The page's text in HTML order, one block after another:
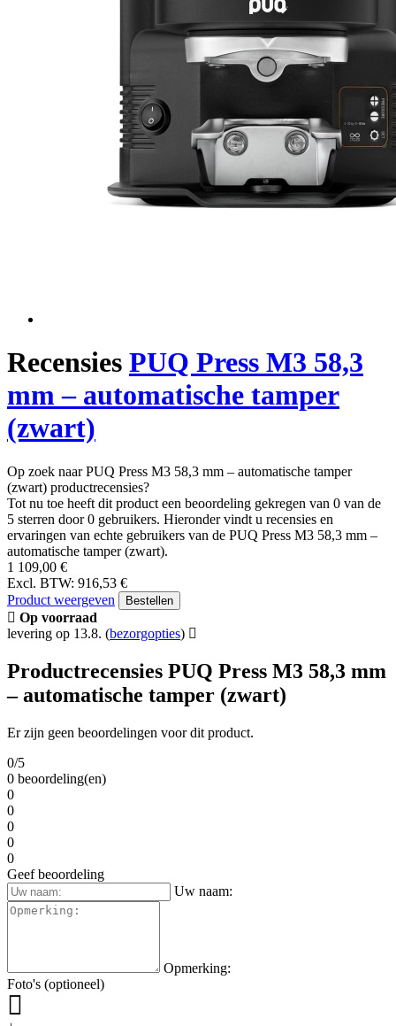
Recensies PUQ Press M3 58,3
mm – automatische tamper
(zwart)
Op zoek naar PUQ Press M3 58,3 mm – automatische tamper
(zwart) productrecensies?
Tot nu toe heeft dit product een beoordeling gekregen van 0 van de
5 sterren door 0 gebruikers. Hieronder vindt u recensies en
ervaringen van echte gebruikers van de PUQ Press M3 58,3 mm –
automatische tamper (zwart).
1 109,00 €
Excl. BTW: 916,53 €
Product weergeven
Bestellen
Op voorraad
levering op 13.8. (bezorgopties)
Productrecensies PUQ Press M3 58,3 mm
– automatische tamper (zwart)
Er zijn geen beoordelingen voor dit product.
0/5
0 beoordeling(en)
0
0
0
0
0
Geef beoordeling
Uw naam:
Opmerking:
Foto's (optioneel)